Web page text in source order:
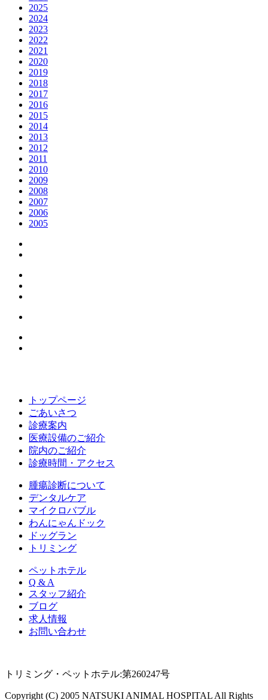
2025
2024
2023
2022
2021
2020
2019
2018
2017
2016
2015
2014
2013
2012
2011
2010
2009
2008
2007
2006
2005
トップページ
ごあいさつ
診療案内
医療設備のご紹介
院内のご紹介
診療時間・アクセス
腫瘍診断について
デンタルケア
マイクロバブル
わんにゃんドック
ドッグラン
トリミング
ペットホテル
Q & A
スタッフ紹介
ブログ
求人情報
お問い合わせ
トリミング・ペットホテル:第260247号
Copyright (C) 2005 NATSUKI ANIMAL HOSPITAL All Rights